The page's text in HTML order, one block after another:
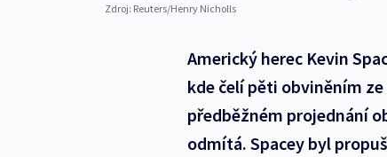
Zdroj: Reuters/Henry Nicholls
Americký herec Kevin
kde čelí pěti obviněním
předběžném projednání
odmítá. Spacey byl